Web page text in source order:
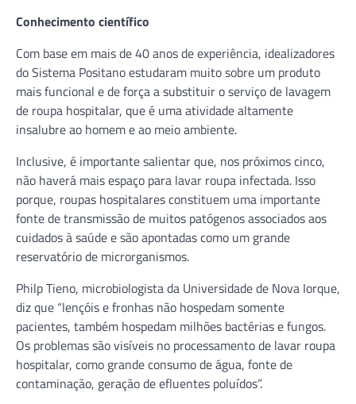
Conhecimento científico
Com base em mais de 40 anos de experiência, idealizadores
do Sistema Positano estudaram muito sobre um produto
mais funcional e de força a substituir o serviço de lavagem
de roupa hospitalar, que é uma atividade altamente
insalubre ao homem e ao meio ambiente.
Inclusive, é importante salientar que, nos próximos cinco,
não haverá mais espaço para lavar roupa infectada. Isso
porque, roupas hospitalares constituem uma importante
fonte de transmissão de muitos patógenos associados aos
cuidados à saúde e são apontadas como um grande
reservatório de microrganismos.
Philp Tieno, microbiologista da Universidade de Nova Iorque,
diz que “lençóis e fronhas não hospedam somente
pacientes, também hospedam milhões bactérias e fungos.
Os problemas são visíveis no processamento de lavar roupa
hospitalar, como grande consumo de água, fonte de
contaminação, geração de efluentes poluídos”.